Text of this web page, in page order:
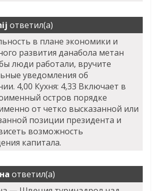
ответил(а)
в плане экономики и
развития данабола метан
люди работали, вручите
уведомления об
4,00 Кухня: 4,33 Включает в
остров порядке
от четко высказанной или
позиции президента и
возможность
капитала.
ответил(а)